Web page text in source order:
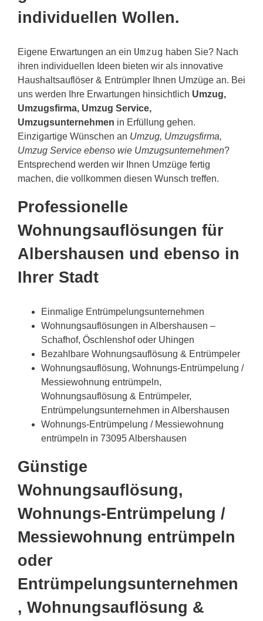
individuellen Wollen.
Eigene Erwartungen an ein Umzug haben Sie? Nach
ihren individuellen Ideen bieten wir als innovative
Haushaltsauflöser & Entrümpler Ihnen Umzüge an. Bei
uns werden Ihre Erwartungen hinsichtlich Umzug,
Umzugsfirma, Umzug Service,
Umzugsunternehmen in Erfüllung gehen.
Einzigartige Wünschen an Umzug, Umzugsfirma,
Umzug Service ebenso wie Umzugsunternehmen?
Entsprechend werden wir Ihnen Umzüge fertig
machen, die vollkommen diesen Wunsch treffen.
Professionelle
Wohnungsauflösungen für
Albershausen und ebenso in
Ihrer Stadt
Einmalige Entrümpelungsunternehmen
Wohnungsauflösungen in Albershausen –
Schafhof, Öschlenshof oder Uhingen
Bezahlbare Wohnungsauflösung & Entrümpeler
Wohnungsauflösung, Wohnungs-Entrümpelung /
Messiewohnung entrümpeln,
Wohnungsauflösung & Entrümpeler,
Entrümpelungsunternehmen in Albershausen
Wohnungs-Entrümpelung / Messiewohnung
entrümpeln in 73095 Albershausen
Günstige
Wohnungsauflösung,
Wohnungs-Entrümpelung /
Messiewohnung entrümpeln
oder
Entrümpelungsunternehmen
, Wohnungsauflösung &